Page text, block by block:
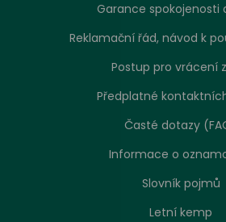
Garance spokojenosti
Reklamační řád, návod k
Postup pro vrácení
Předplatné
Časté dotazy
Informace o
Slovník pojmů
Letní kemp